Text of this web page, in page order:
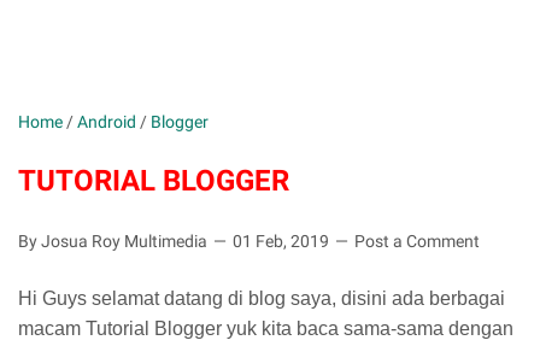
Home /Android / Blogger
TUTORIAL BLOGGER
By Josua Roy Multimedia 01 Feb, 2019 Post a Comment
Hi Guys selamat datang di blog saya, disini ada berbagai
macam Tutorial Blogger yuk kita baca sama-sama dengan